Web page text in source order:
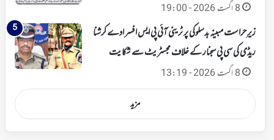
8 اگست 2026 - 19:00
زیرِ حراست مبینہ بدسلوکی پر ٹرینی آئی پی ایس افسر ادے کرشنا
ریڈی کی سی پی سجنار کے خلاف مجسٹریٹ سے شکایت
8 اگست 2026 - 13:19
مزید